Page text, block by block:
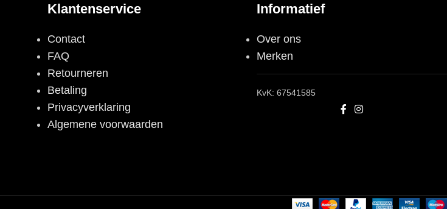
Klantenservice
Contact
FAQ
Retourneren
Betaling
Privacyverklaring
Algemene voorwaarden
Informatief
Over ons
Merken
KvK: 67541585